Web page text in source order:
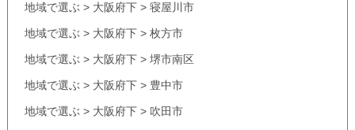
地域で選ぶ > 大阪府下 >寝屋川市
地域で選ぶ > 大阪府下 >枚方市
地域で選ぶ > 大阪府下 >堺市南区
地域で選ぶ > 大阪府下 > 豊中市
地域で選ぶ > 大阪府下 > 吹田市